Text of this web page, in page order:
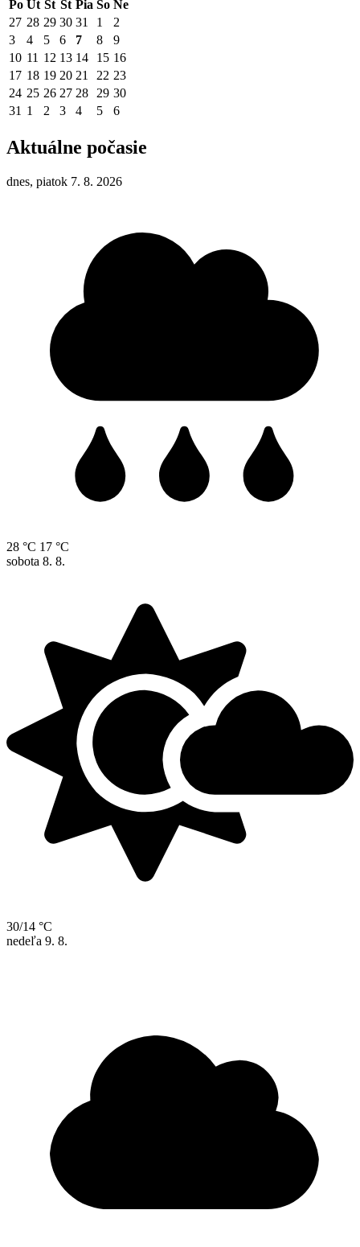
Po Ut St Št Pia So Ne
27 28 29 30 31 1
2
3
4 5 6 7 8
9
10 11 12 13 14 15 16
17 18 19 20 21 22 23
24 25 26 27 28 29 30
31 1 2 3 4 5 6
Aktuálne počasie
dnes, piatok 7. 8. 2026
28 °C 17 °C
sobota 8. 8.
30/14 °C
nedeľa 9. 8.